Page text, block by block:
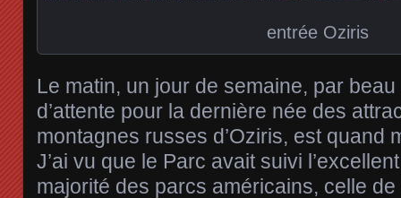
entrée Oziris
Le matin, un jour de semaine, par
d’attente pour la dernière née des
montagnes russes d’Oziris, est quand
J’ai vu que le Parc avait suivi
majorité des parcs américains, celle